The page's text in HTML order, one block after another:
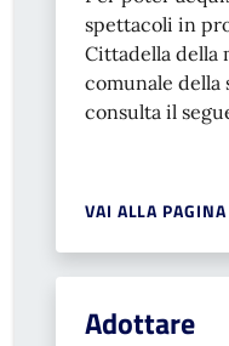
spettacoli in
Cittadella della
comunale della
consulta il
VAI ALLA PAGINA
Adottare